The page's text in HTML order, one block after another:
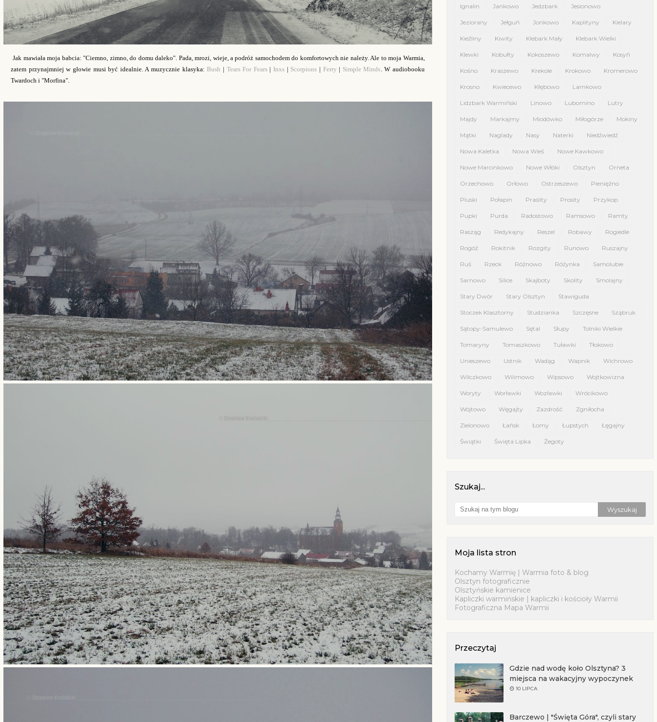
Jak mawiała moja babcia: "Ciemno, zimno, do domu daleko". Pada, mrozi, wieje, a podróż samochodem do komfortowych nie należy. Ale to moja Warmia,
zatem przynajmniej w głowie musi być idealnie. A muzycznie klasyka: Bush | Tears For Fears| Inxs | Scorpions | Ferry | Simple Minds. W audiobooku
Twardoch i "Morfina".
Ignalin Jankowo Jedzbark Jesionowo
Jeziorany Jełguń Jonkowo Kaplityny Kielary
Kieźliny Kiwity Klebark Mały Klebark Wielki
Klewki Kobułty Kokoszewo Komalwy Kosyń
Kośno Kraszewo Krekole Krokowo Kromerowo
Krosno Kwiecewo Kłębowo Lamkowo
Lidzbark Warmiński Linowo Lubomino Lutry
Majdy Markajmy Miodówko Miłogórze Mokiny
Mątki Naglady Nasy Naterki Niedźwiedź
Nowa Kaletka Nowa Wieś Nowe Kawkowo
Nowe Marcinkowo Nowe Włóki Olsztyn Orneta
Orzechowo Orłowo Ostrzeszewo Pieniężno
Pluski Połapin Praslity Prosity Przykop
Pupki Purda Radostowo Ramsowo Ramty
Rasząg Redykajny Reszel Robawy Rogiedle
Rogóż Rokitnik Rozgity Runowo Ruszajny
Ruś Rzeck Różnowo Różynka Samolubie
Sarnowo Silice Skajboty Skolity Smolajny
Stary Dwór Stary Olsztyn Stawiguda
Stoczek Klasztorny Studzianka Szczęsne Sząbruk
Sątopy-Samulewo Sętal Słupy Tolniki Wielkie
Tomaryny Tomaszkowo Tuławki Tłokowo
Unieszewo Ustnik Wadąg Wapnik Wichrowo
Wilczkowo Wilimowo Wipsowo Wojtkowizna
Woryty Worławki Wozławki Wrócikowo
Wójtowo Węgajty Zazdrość Zgniłocha
Zielonowo Łańsk Łomy Łupstych Łęgajny
Świątki Święta Lipka Żegoty
Szukaj...
Moja lista stron
Kochamy Warmię | Warmia foto & blog
Olsztyn fotograficznie
Olsztyńskie kamienice
Kapliczki warmińskie | kapliczki i kościoły Warmii
Fotograficzna Mapa Warmii
Przeczytaj
Gdzie nad wodę koło Olsztyna? 3
miejsca na wakacyjny wypoczynek
10 LIPCA
Barczewo | "Święta Góra", czyli stary